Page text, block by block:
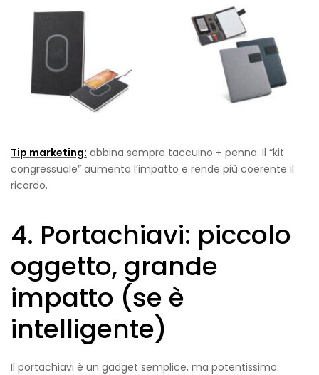
Tip marketing: abbina sempre taccuino + penna. Il “kit
congressuale” aumenta l’impatto e rende più coerente il
ricordo.
4. Portachiavi: piccolo
oggetto, grande
impatto (se è
intelligente)
Il portachiavi è un gadget semplice, ma potentissimo: